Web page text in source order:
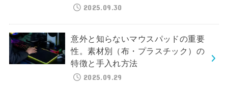
2025.09.30
意外と知らないマウスパッドの重要
性。素材別（布・プラスチック）の
特徴と手入れ方法
2025.09.29